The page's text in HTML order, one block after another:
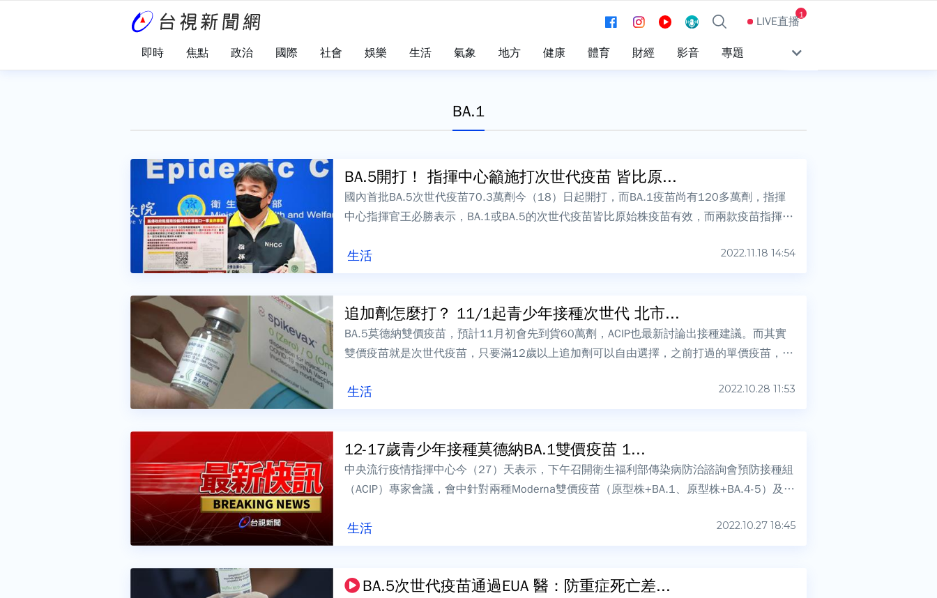
LIVE直播1
即時 焦點 政治 國際 社會 娛樂 生活 氣象 地方 健康 體育 財經 影音 專題
BA.1
生活
BA.5開打！ 指揮中心籲施打次世代疫苗 皆比原...
2022.11.18 14:54
國內首批BA.5次世代疫苗70.3萬劑今（18）日起開打，而BA.1疫苗尚有120多萬劑，指揮
中心指揮官王必勝表示，BA.1或BA.5的次世代疫苗皆比原始株疫苗有效，而兩款疫苗指揮中
生活
追加劑怎麼打？ 11/1起青少年接種次世代 北市...
2022.10.28 11:53
BA.5莫德納雙價疫苗，預計11月初會先到貨60萬劑，ACIP也最新討論出接種建議。而其實
雙價疫苗就是次世代疫苗，只要滿12歲以上追加劑可以自由選擇，之前打過的單價疫苗，或
生活
12-17歲青少年接種莫德納BA.1雙價疫苗 1...
2022.10.27 18:45
中央流行疫情指揮中心今（27）天表示，下午召開衛生福利部傳染病防治諮詢會預防接種組
（ACIP）專家會議，會中針對兩種Moderna雙價疫苗（原型株+BA.1、原型株+BA.4-5）及5-
BA.5次世代疫苗通過EUA 醫：防重症死亡差...